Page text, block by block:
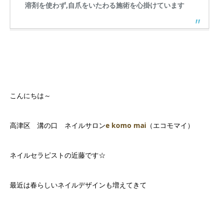
溶剤を使わず,自爪をいたわる施術を心掛けています
こんにちは～
高津区 溝の口 ネイルサロンe komo mai （エコモマイ）
ネイルセラピストの近藤です☆
最近は春らしいネイルデザインも増えてきて